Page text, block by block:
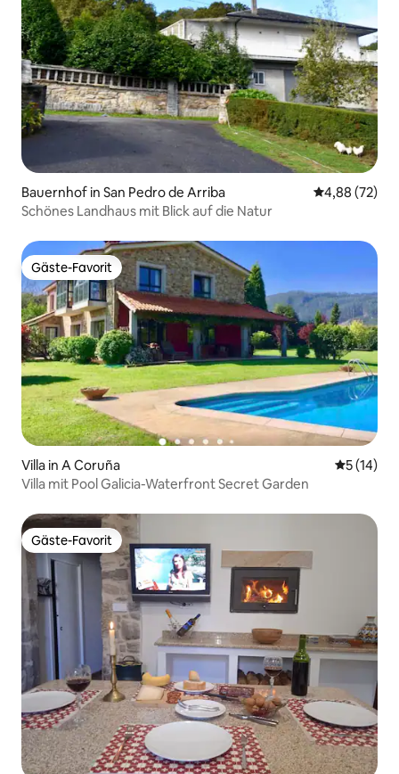
Bauernhof in San Pedro de Arriba
4,88 (72)
Schönes Landhaus mit Blick auf die Natur
Gäste-Favorit
Gäste-Favorit
Villa in A Coruña
5 (14)
Villa mit Pool Galicia-Waterfront Secret Garden
Gäste-Favorit
Gäste-Favorit